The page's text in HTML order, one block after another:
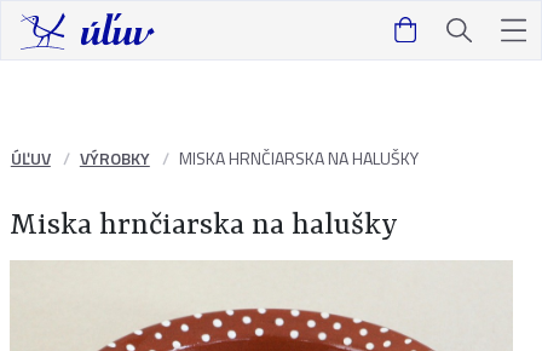
ÚĽUV VÝROBKY MISKA HRNČIARSKA NA HALUŠKY
Miska hrnčiarska na halušky